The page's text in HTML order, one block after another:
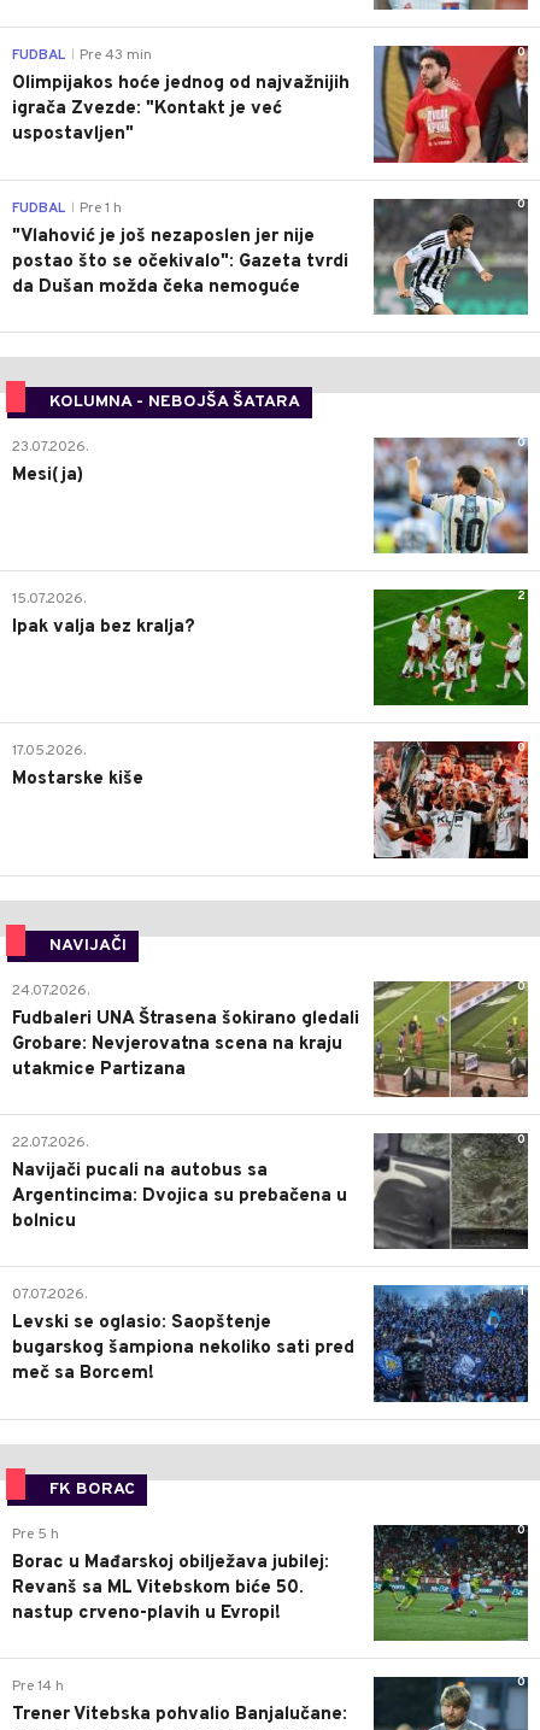
0
FUDBAL Pre 43 min
Olimpijakos hoće jednog od najvažnijih
igrača Zvezde: "Kontakt je već
uspostavljen"
0
FUDBAL Pre 1 h
"Vlahović je još nezaposlen jer nije
postao što se očekivalo": Gazeta tvrdi
da Dušan možda čeka nemoguće
KOLUMNA - NEBOJŠA ŠATARA
0
23.07.2026.
Mesi(ja)
2
15.07.2026.
Ipak valja bez kralja?
0
17.05.2026.
Mostarske kiše
NAVIJAČI
0
24.07.2026.
Fudbaleri UNA Štrasena šokirano gledali
Grobare: Nevjerovatna scena na kraju
utakmice Partizana
0
22.07.2026.
Navijači pucali na autobus sa
Argentincima: Dvojica su prebačena u
bolnicu
1
07.07.2026.
Levski se oglasio: Saopštenje
bugarskog šampiona nekoliko sati pred
meč sa Borcem!
FK BORAC
0
Pre 5 h
Borac u Mađarskoj obilježava jubilej:
Revanš sa ML Vitebskom biće 50.
nastup crveno-plavih u Evropi!
0
Pre 14 h
Trener Vitebska pohvalio Banjalučane: